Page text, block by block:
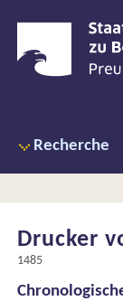
Recherche
Drucker
1485